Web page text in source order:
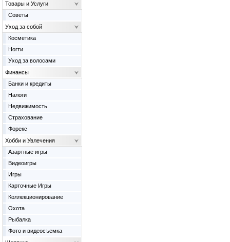
Товары и Услуги
Советы
Уход за собой
Косметика
Ногти
Уход за волосами
Финансы
Банки и кредиты
Налоги
Недвижимость
Страхование
Форекс
Хобби и Увлечения
Азартные игры
Видеоигры
Игры
Карточные Игры
Коллекционирование
Охота
Рыбалка
Фото и видеосъемка